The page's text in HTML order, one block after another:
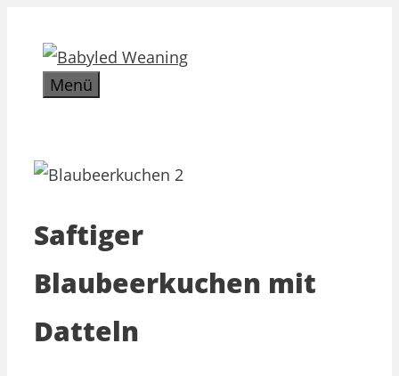
Inhalt
springenMenü
Saftiger
Blaubeerkuchen mit
Datteln